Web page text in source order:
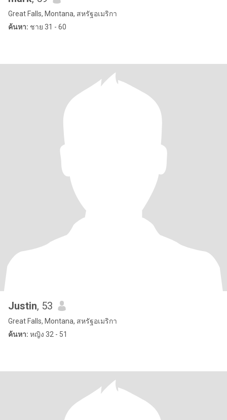
Great Falls, Montana, สหรัฐอเมริกา
ค้นหา: ชาย 31 - 60
Justin, 53
Great Falls, Montana, สหรัฐอเมริกา
ค้นหา: หญิง 32 - 51